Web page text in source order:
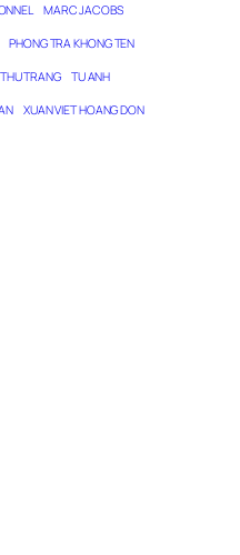
MARC JACOBS
PHONG TRA KHONG TEN
TRANG TU ANH
XUAN VIET HOANG DON